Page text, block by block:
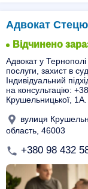
Адвокат
Відчинено
Адвокат у
послуги, захист в
Індивідуальний
на консультацію:
Крушельницької, 1А.
вулиця
область, 46003
+380 98 432